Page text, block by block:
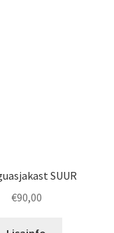
SUUR
€90,00